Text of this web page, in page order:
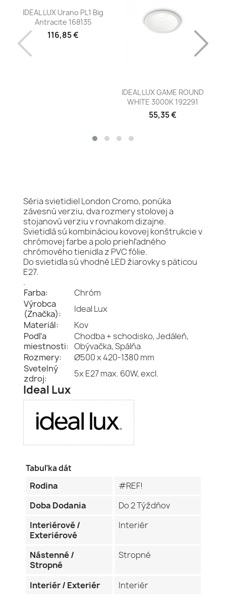
IDEAL LUX Urano PL1 Big
Antracite 168135
116,85 €
IDEAL LUX GAME ROUND
WHITE 3000K 192291
55,35 €
Séria svietidiel London Cromo, ponúka
závesnú verziu, dva rozmery stolovej a
stojanovú verziu v rovnakom dizajne.
Svietidlá sú kombináciou kovovej konštrukcie v
chrómovej farbe a polo priehľadného
chrómového tienidla z PVC fólie.
Do svietidla sú vhodné LED žiarovky s päticou
E27.
.
Farba:
Chróm
Výrobca
(Značka):
Ideal Lux
Materiál:
Kov
Podľa
miestnosti:
Chodba + schodisko, Jedáleň,
Obývačka, Spálňa
Rozmery:
Ø500 x 420-1380 mm
Svetelný
zdroj:
5x E27 max. 60W, excl.
Ideal Lux
Tabuľka dát
Rodina
#REF!
Doba Dodania
Do 2 Týždňov
Interiérové /
Exteriérové
Interiér
Nástenné /
Stropné
Stropné
Interiér / Exteriér Interiér